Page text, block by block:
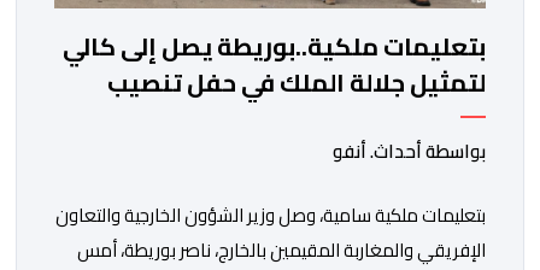
بتعليمات ملكية..بوريطة يصل إلى كالي
لتمثيل جلالة الملك في حفل تنصيب
الرئيس الكولومبي الجديد
بواسطة أحداث. أنفو
بتعليمات ملكية سامية، وصل وزير الشؤون الخارجية والتعاون
الإفريقي والمغاربة المقيمين بالخارج، ناصر بوريطة، أمس